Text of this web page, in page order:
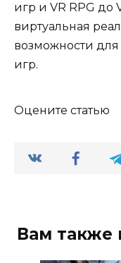
игр и VR RPG до
виртуальная
возможности
игр.
Оцените статью
Вам также